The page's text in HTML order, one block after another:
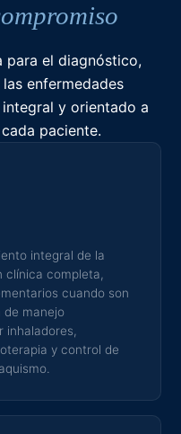
para el diagnóstico,
enfermedades
y orientado a
paciente.
integral de la
clínica completa,
cuando son
de manejo
inhaladores,
y control de